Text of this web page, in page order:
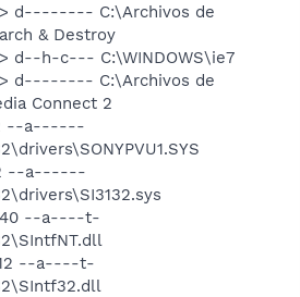
d-------- C:\Archivos de
& Destroy
d--h-c--- C:\WINDOWS\ie7
d-------- C:\Archivos de
Connect 2
--a------
--a------
--a----t-
--a----t-